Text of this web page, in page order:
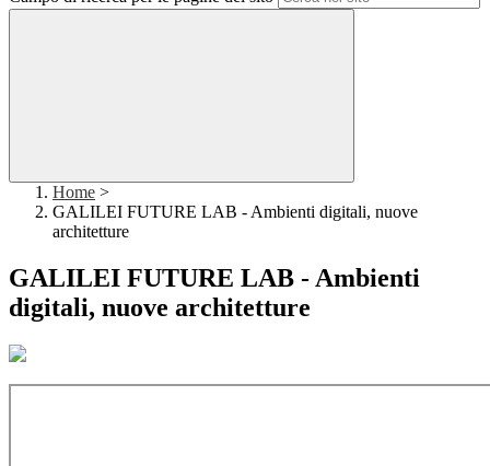
Home >
GALILEI FUTURE LAB - Ambienti digitali, nuove
architetture
GALILEI FUTURE LAB - Ambienti
digitali, nuove architetture